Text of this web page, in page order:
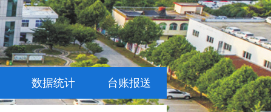
数据统计 台账报送